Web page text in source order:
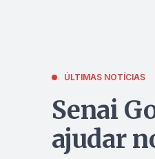
ÚLTIMAS NOTÍCIAS
Senai
ajudar